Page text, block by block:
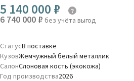
5 140 000 ₽
6 740 000 ₽ без учёта выгод
СтатусВ поставке
КузовЖемчужный белый металлик
СалонСлоновая кость (экокожа)
Год производства2026